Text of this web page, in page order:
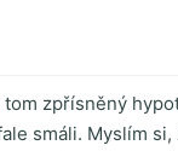
tom zpřísněný
smáli. Myslím